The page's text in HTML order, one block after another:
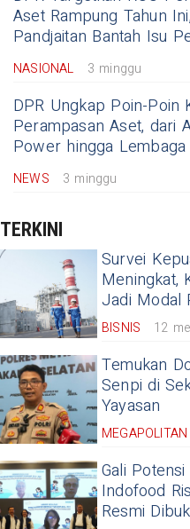
Aset Rampung Tahun
Pandjaitan Bantah Isu
NASIONAL 3 minggu
DPR Ungkap Poin-Poin
Perampasan Aset, dari
Power hingga
NEWS 3 minggu
TERKINI
Survei
Meningkat,
Jadi Modal
BISNIS 12
Temukan
Senpi di
Yayasan
MEGAPOLITAN
Gali
Indofood
Resmi